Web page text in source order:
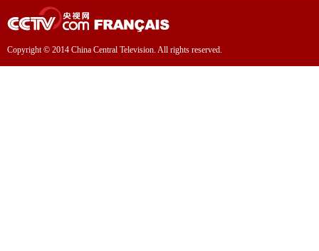
Copyright © 2014 China Central Television. All rights reserved.